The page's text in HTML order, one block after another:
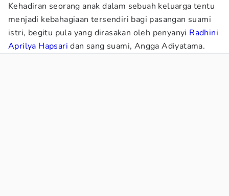
Kehadiran seorang anak dalam sebuah keluarga tentu
menjadi kebahagiaan tersendiri bagi pasangan suami
istri, begitu pula yang dirasakan oleh penyanyi Radhini
Aprilya Hapsari dan sang suami, Angga Adiyatama.